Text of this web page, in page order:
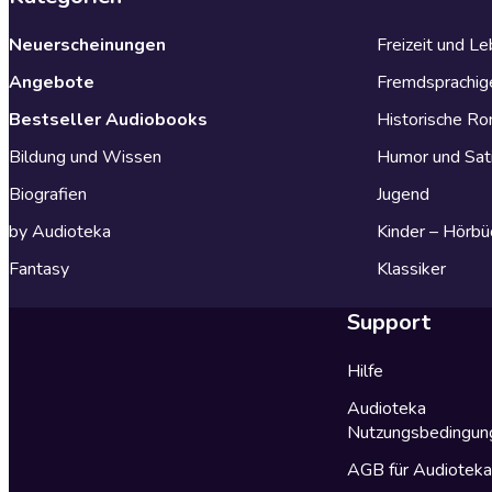
Neuerscheinungen
Angebote
Bestseller Audiobooks
Bildung und Wissen
Biografien
by Audioteka
Fantasy
Freizeit und
Historische
Humor und
Jugend
Kinder –
Klassiker
Support
Hilfe
Audioteka
AGB für